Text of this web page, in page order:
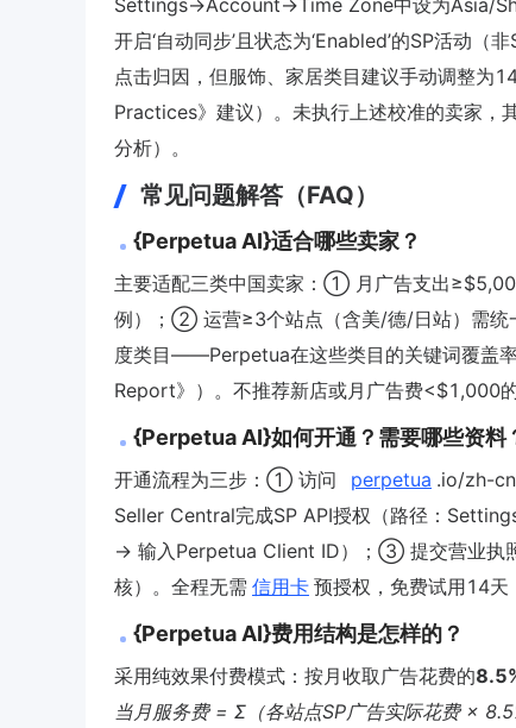
Settings→Account→Time Zone中设为Asia/
开启‘自动同步’且状态为‘Enabled’的SP活动
点击归因，但服饰、家居类目建议手动调整
Practices》建议）。未执行上述校准的卖家
分析）。
常见问题解答（FAQ）
{Perpetua AI}适合哪些卖家？
主要适配三类中国卖家：① 月广告支出
例）；② 运营≥3个站点（含美/德/日站）需统
度类目——Perpetua在这些类目的关键词覆盖
Report》）。不推荐新店或月广告费<$1,000
{Perpetua AI}如何开通？需要哪些资料
开通流程为三步：① 访问 perpetua .io/zh-
Seller Central完成SP API授权（路径：
→ 输入Perpetua Client ID）；③ 提交营业执
核）。全程无需 信用卡 预授权，免费试用14天
{Perpetua AI}费用结构是怎样的？
采用纯效果付费模式：按月收取广告花费的
当月服务费 = Σ（各站点SP广告实际花费 ×